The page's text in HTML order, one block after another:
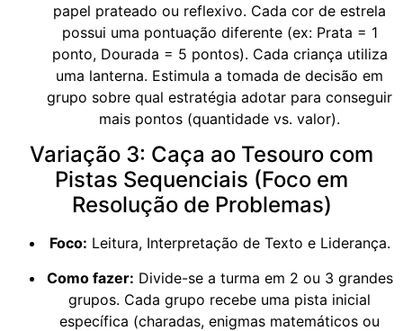
papel prateado ou reflexivo. Cada cor de estrela
possui uma pontuação diferente (ex: Prata = 1
ponto, Dourada = 5 pontos). Cada criança utiliza
uma lanterna. Estimula a tomada de decisão em
grupo sobre qual estratégia adotar para conseguir
mais pontos (quantidade vs. valor).
Variação 3: Caça ao Tesouro com
Pistas Sequenciais (Foco em
Resolução de Problemas)
Foco: Leitura, Interpretação de Texto e Liderança.
Como fazer: Divide-se a turma em 2 ou 3 grandes
grupos. Cada grupo recebe uma pista inicial
específica (charadas, enigmas matemáticos ou